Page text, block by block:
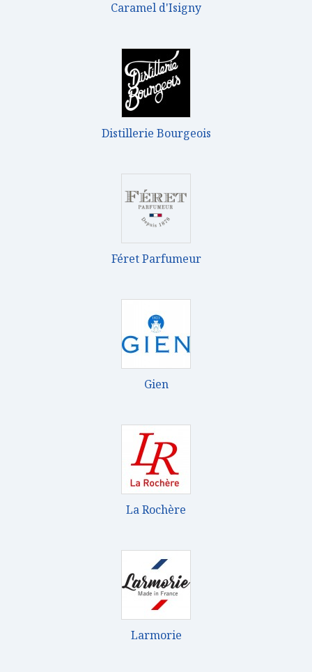
Caramel d'Isigny
Distillerie Bourgeois
Féret Parfumeur
Gien
La Rochère
Larmorie